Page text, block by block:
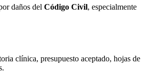
daños del Código Civil, especialmente
clínica, presupuesto aceptado, hojas de